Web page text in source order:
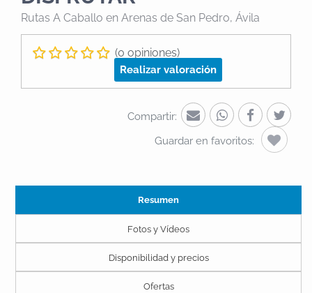
Rutas A Caballo en Arenas de San Pedro, Ávila
(0 opiniones)
Realizar valoración
Compartir:
Guardar en favoritos:
Resumen
Fotos y Vídeos
Disponibilidad y precios
Ofertas